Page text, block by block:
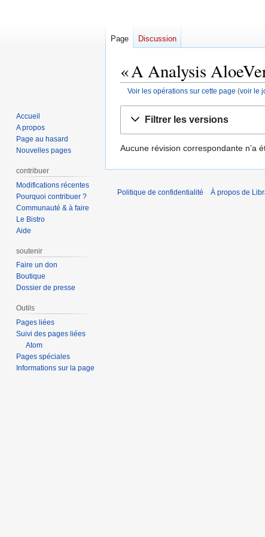
« A Analysis
Voir les opérations sur cette page (voir le
navigation
recherche
Filtrer les versions
Aucune révision correspondante n’a
Page Discussion
Accueil
A propos
Page au hasard
Nouvelles pages
contribuer
Modifications récentes
Pourquoi contribuer ?
Communauté & à faire
Le Bistro
Aide
soutenir
Faire un don
Boutique
Dossier de presse
Outils
Pages liées
Suivi des pages liées
Atom
Pages spéciales
Informations sur la page
Politique de confidentialité À propos de